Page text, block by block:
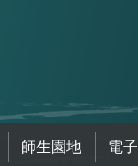
師生園地 電